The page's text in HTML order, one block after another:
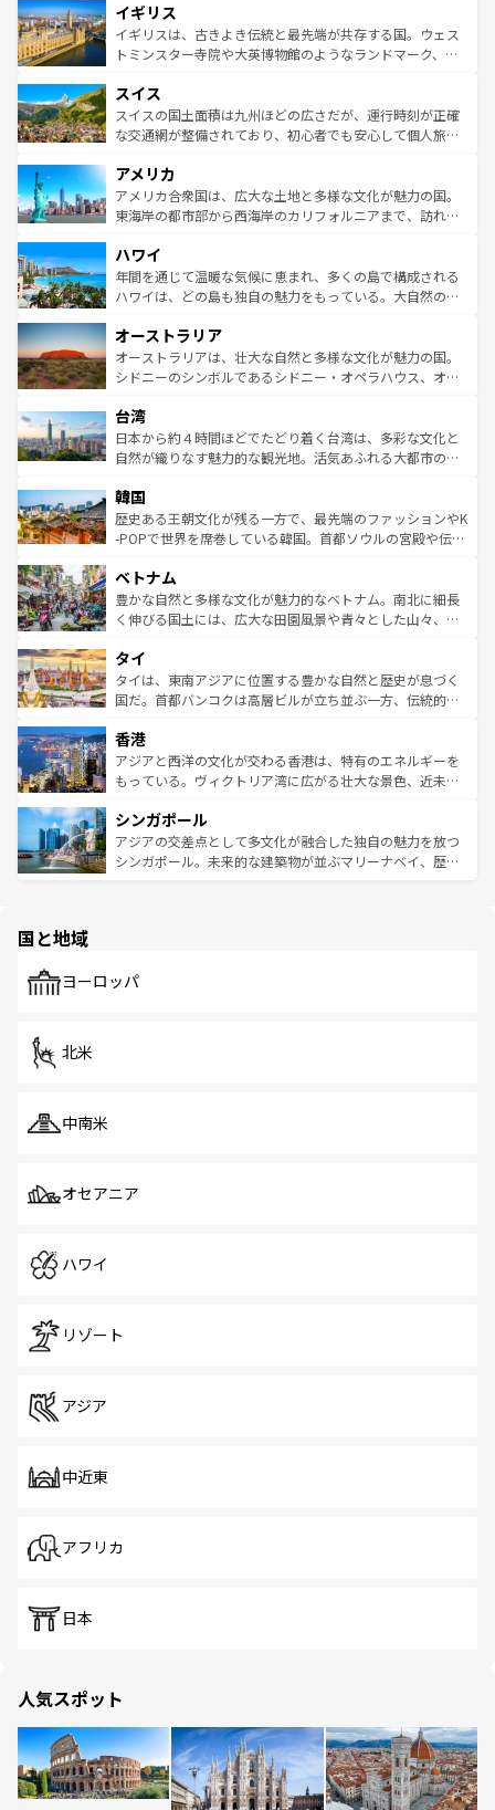
いる。シャンパンの発祥地であるランス、プロヴァンスの
香り高いラベンダー畑など、多彩な楽しみ方が可能だ。さ
らに、パリ以外の地域にも魅力が溢れており、どの街角に
れる地方に足を運ぶとそれぞれで全く異なる文化を体験で
きるだろう。 なお、新着のフランス情報はコンテンツ一覧
を参照してほしい。
顔を持つこの国は、どこを歩いても飽きることがない。ベ
ルリンの文化的活気、バイエルン州のアルプスの絶景、そ
してライン川沿いのワイン畑といった風景は必見。ビール
は、お酒好きな人にはぜひ体験してほしい。 なお、新着の
ドイツ情報はコンテンツ一覧を参照してほしい。
イギリス
イギリスは、古きよき伝統と最先端が共存する国。ウェス
トミンスター寺院や大英博物館のようなランドマーク、歴
リアごとに異なる魅力がある。また、優雅なアフタヌーン
ティー、ビール好きにはたまらない英国パブ、サッカー観
戦など、本場だからこそできる体験も豊富。イギリスを旅
ンツ一覧を参照してほしい。
スイス
スイスの国土面積は九州ほどの広さだが、運行時刻が正確
な交通網が整備されており、初心者でも安心して個人旅行
の建物がそのまま残る町や、スイスならではのユニークな
博物館もあり、アルプス観光だけでなく町歩きも満喫する
ことができる。国民の所得が高いため物価も高いが、旅行
ば市内交通費無料で観光を楽しむこともできる。 なお、新
着のスイス情報はコンテンツ一覧 を参照してほしい。
アメリカ
アメリカ合衆国は、広大な土地と多様な文化が魅力の国。
東海岸の都市部から西海岸のカリフォルニアまで、訪れる
のような巨大都市は、観光、ショッピング、エンターテイ
ンメントが詰まった刺激的なスポットだ。一方、アメリカ
西部には大自然が広がり、グランドキャニオンやイエロー
部のニューオーリンズでは、音楽と美食が融合した独特の
文化が魅力。旅行者はアメリカの各地域で異なる魅力を楽
しみながら、その多様性と豊かな歴史を感じることができ
ならではの贅沢な旅のスタイルだ。 なお、新着のアメリカ
情報はコンテンツ一覧を参照してほしい。
ハワイ
年間を通じて温暖な気候に恵まれ、多くの島で構成される
ハワイは、どの島も独自の魅力をもっている。大自然の神
ワイ島は見逃せない。また、定番の観光地といえばオアフ
島だが、静かな自然を求めるならマウイ島やカウアイ島が
おすすめ。エメラルドグリーンに輝く海をはじめ、豊かな
れるおもてなしの心で訪れる人々を迎えてくれるハワイの
人々、おいしいローカルフードやハワイアンミュージッ
ク、伝統的なフラダンスなど、すべてがハワイの魅力を彩
ワイを、存分に味わってほしい。 なお、新着のハワイ情報
はコンテンツ一覧を参照してほしい。
オーストラリア
オーストラリアは、壮大な自然と多様な文化が魅力の国。
シドニーのシンボルであるシドニー・オペラハウス、オー
リアリーフや大陸中央部にそびえるウルル（エアーズロッ
ク）、タスマニアの美しい原生林やケアンズの熱帯雨林な
ど、見どころがたくさん。また、カフェやワイン、オージ
いる。アクティビティも充実しており、サーフィンやダイ
ビング、ハイキングなど、アウトドア好きにはたまらな
い。オーストラリアの多彩な魅力を存分に味わいつくそ
参照してほしい。
台湾
日本から約４時間ほどでたどり着く台湾は、多彩な文化と
自然が織りなす魅力的な観光地。活気あふれる大都市の台
ン）、静ひつな山岳地帯である台湾東部など、都市の喧騒
と山間の静けさが共存しており、訪れる人に新しい発見と
驚きをもたらしてくれる。また、奥深い台湾の食文化も魅
容にもいいと評判のスイーツなど、バラエティ豊かな料理
が味わえる。 なお、新着の台湾情報は コンテンツ一覧を参
照してほしい。
韓国
歴史ある王朝文化が残る一方で、最先端のファッションやK
-POPで世界を席巻している韓国。首都ソウルの宮殿や伝統
き、地方に足を延ばせば四季折々の自然美を楽しむことが
できる。そして、キムチや焼肉、絶品のストリートフード
まで、さまざまな韓国料理が待っている。夜には、韓国な
リティに包まれながら、韓国の多彩な魅力を心ゆくまで味
わってみてほしい。 なお、新着の韓国情報はコンテンツ一
覧を参照してほしい。
ベトナム
豊かな自然と多様な文化が魅力的なベトナム。南北に細長
く伸びる国土には、広大な田園風景や青々とした山々、世
急速な発展と共に伝統が息づく。ハノイの古い町並みやホ
ーチミン市のフランス統治時代の建物も、独特の雰囲気を
醸し出している。また、バラエティの豊かさとおいしさで
とつ。フォーやバインミー、ベトナムコーヒーなどは、ぜ
ひ現地で味わいたい。どの地域を訪れてもあたたかい人々
が旅行者を迎えてくれるので、きっと忘れられない旅にな
参照してほしい。
タイ
タイは、東南アジアに位置する豊かな自然と歴史が息づく
国だ。首都バンコクは高層ビルが立ち並ぶ一方、伝統的な
の活気が交差している。北部ではチェンマイなどの山岳地
帯で自然と触れ合い、南部ではプーケットやクラビの美し
いビーチでリゾート気分を楽しむことができる。タイ料理
激する。気候は一年中温暖で、どの季節にも異なる楽しみ
が待っている。親しみやすいタイの人々、仏教を中心とし
た文化、そして多様な観光資源が、訪れる旅人を魅了し続
香港
アジアと西洋の文化が交わる香港は、特有のエネルギーを
もっている。ヴィクトリア湾に広がる壮大な景色、近未来
み、どこを訪れても感動するはず。観光スポットが密集し
ており、効率よく見どころを回れるのも魅力。息をのむよ
うな絶景から文化的な体験まで、香港を存分に楽しみ尽く
シンガポール
アジアの交差点として多文化が融合した独自の魅力を放つ
シンガポール。未来的な建築物が並ぶマリーナベイ、歴史
で、ホーカーズは地元の風情を楽しめる外せないスポット
国と地域
ヨーロッパ
北米
中南米
オセアニア
ハワイ
リゾート
アジア
中近東
アフリカ
日本
人気スポット